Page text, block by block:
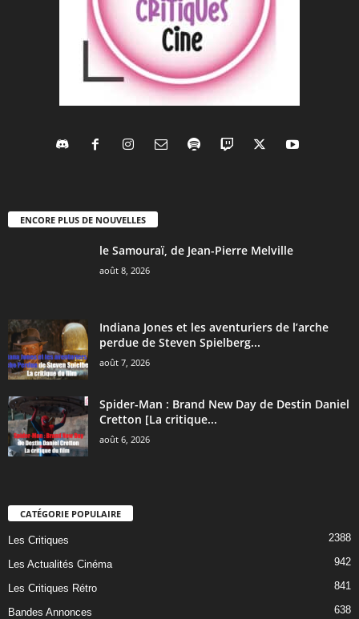
ENCORE PLUS DE NOUVELLES
le Samouraï, de Jean-Pierre Melville
août 8, 2026
Indiana Jones et les aventuriers de l’arche
perdue de Steven Spielberg...
août 7, 2026
Spider-Man : Brand New Day de Destin Daniel
Cretton [La critique...
août 6, 2026
CATÉGORIE POPULAIRE
Les Critiques 2388
Les Actualités Cinéma 942
Les Critiques Rétro 841
Bandes Annonces 638